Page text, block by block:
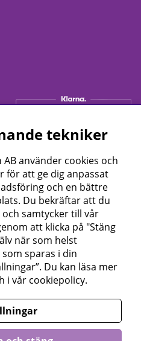
tekniker
använder cookies och
för att ge dig anpassat
och en bättre
Du bekräftar att du
samtycker till vår
att klicka på "Stäng
när som helst
sparas i din
Du kan läsa mer
i vår cookiepolicy.